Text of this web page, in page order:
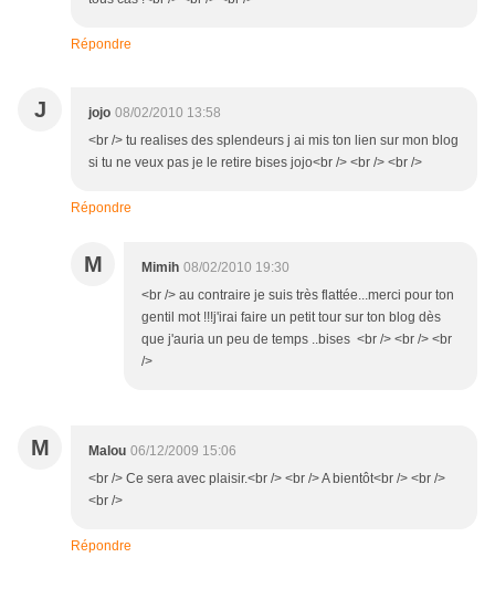
Répondre
J jojo 08/02/2010 13:58
<br /> tu realises des splendeurs j ai mis ton lien sur mon blog
si tu ne veux pas je le retire bises jojo<br /> <br /> <br />
Répondre
M Mimih 08/02/2010 19:30
<br /> au contraire je suis très flattée...merci pour ton
gentil mot !!!j'irai faire un petit tour sur ton blog dès
que j'auria un peu de temps ..bises <br /> <br /> <br
/>
M Malou 06/12/2009 15:06
<br /> Ce sera avec plaisir.<br /> <br /> A bientôt<br /> <br />
<br />
Répondre